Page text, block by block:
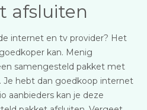
afsluiten
internet en tv provider? Het
kan. Menig
samengesteld pakket met
. Je hebt dan goedkoop internet
aanbieders kan je deze